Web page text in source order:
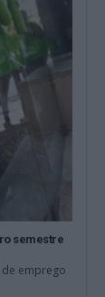
semestre
emprego